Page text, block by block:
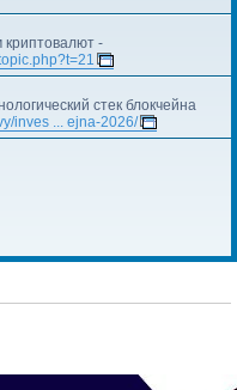
-
стек блокчейна
inves ... ejna-2026/